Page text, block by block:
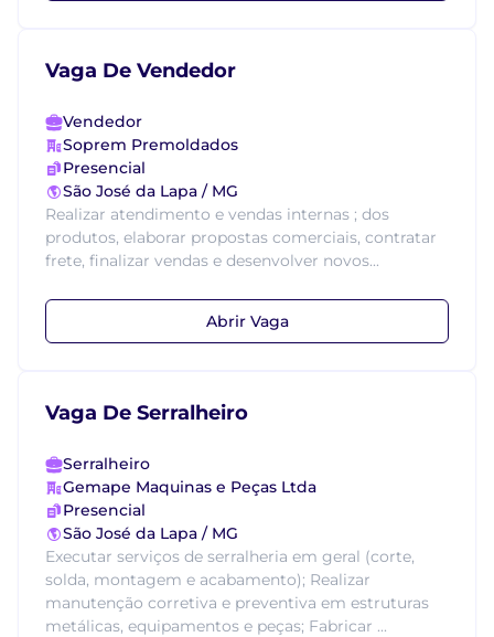
Vaga De Vendedor
Vendedor
Soprem Premoldados
Presencial
São José da Lapa / MG
Realizar atendimento e vendas internas ; dos
produtos, elaborar propostas comerciais, contratar
frete, finalizar vendas e desenvolver novos...
Abrir Vaga
Vaga De Serralheiro
Serralheiro
Gemape Maquinas e Peças Ltda
Presencial
São José da Lapa / MG
Executar serviços de serralheria em geral (corte,
solda, montagem e acabamento); Realizar
manutenção corretiva e preventiva em estruturas
metálicas, equipamentos e peças; Fabricar ...